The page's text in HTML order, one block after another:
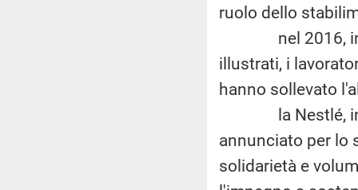
ruolo dello
nel 2016, in
illustrati, i
hanno sollevato
la Nestlé, in
annunciato per lo
solidarietà e